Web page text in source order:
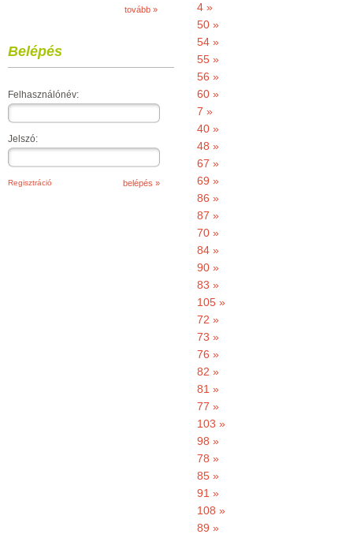
tovább »
Belépés
Felhasználónév:
Jelszó:
Regisztráció
4 »
50 »
54 »
55 »
56 »
60 »
7 »
40 »
48 »
67 »
69 »
86 »
87 »
70 »
84 »
90 »
83 »
105 »
72 »
73 »
76 »
82 »
81 »
77 »
103 »
98 »
78 »
85 »
91 »
108 »
89 »